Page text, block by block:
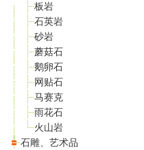
板岩
石英岩
砂岩
蘑菇石
鹅卵石
网贴石
马赛克
雨花石
火山岩
石雕、艺术品